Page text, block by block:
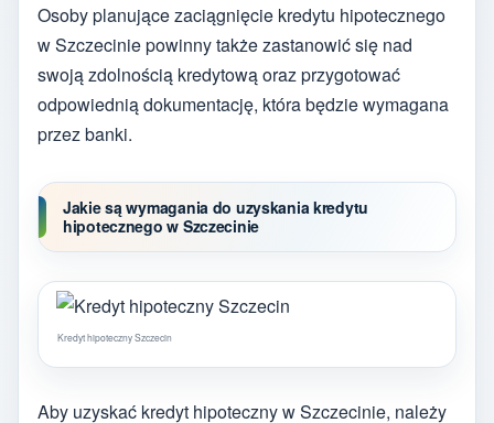
Osoby planujące zaciągnięcie kredytu hipotecznego
w Szczecinie powinny także zastanowić się nad
swoją zdolnością kredytową oraz przygotować
odpowiednią dokumentację, która będzie wymagana
przez banki.
Jakie są wymagania do uzyskania kredytu
hipotecznego w Szczecinie
Kredyt hipoteczny Szczecin
Aby uzyskać kredyt hipoteczny w Szczecinie, należy